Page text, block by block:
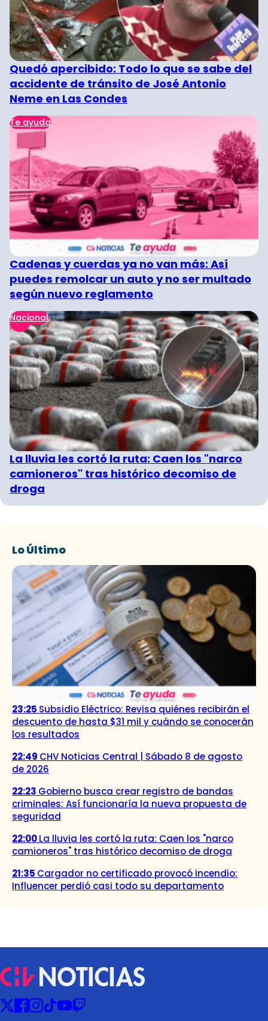
Quedó apercibido: Todo lo que se sabe del
accidente de tránsito de José Antonio
Neme en Las Condes
Te ayuda
Cadenas y cuerdas ya no van más: Así
puedes remolcar un auto y no ser multado
según nuevo reglamento
Nacional
La lluvia les cortó la ruta: Caen los "narco
camioneros" tras histórico decomiso de
droga
Lo Último
23:25 Subsidio Eléctrico: Revisa quiénes recibirán el
descuento de hasta $31 mil y cuándo se conocerán
los resultados
22:49 CHV Noticias Central | Sábado 8 de agosto
de 2026
22:23 Gobierno busca crear registro de bandas
criminales: Así funcionaría la nueva propuesta de
seguridad
22:00La lluvia les cortó la ruta: Caen los "narco
camioneros" tras histórico decomiso de droga
21:35 Cargador no certificado provocó incendio:
Influencer perdió casi todo su departamento